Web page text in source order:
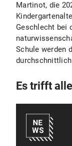
Martinot, die
Geschlecht bei
Schule werden
Es trifft